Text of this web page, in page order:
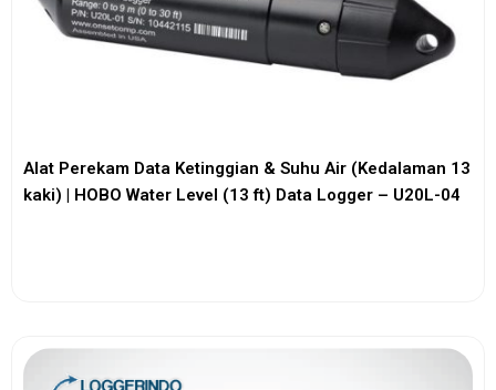
Alat Perekam Data Ketinggian & Suhu Air (Kedalaman 13
kaki) | HOBO Water Level (13 ft) Data Logger – U20L-04